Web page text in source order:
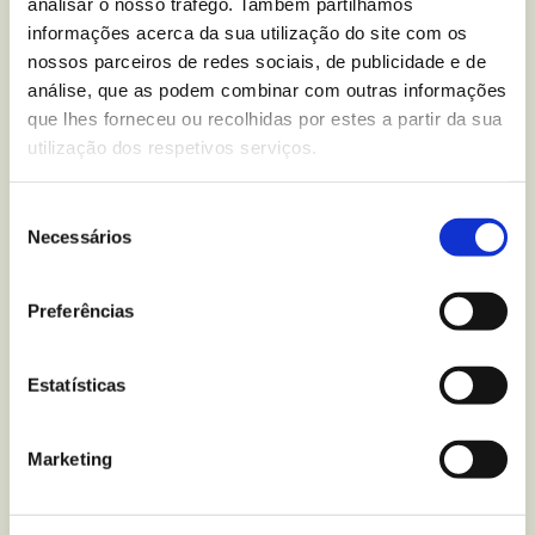
informações acerca da sua utilização do site com os
nossos parceiros de redes sociais, de publicidade e de
análise, que as podem combinar com outras informações
que lhes forneceu ou recolhidas por estes a partir da sua
utilização dos respetivos serviços.
Necessários
Preferências
Estatísticas
Marketing
É recomendável que, quando der algum conselho aos
seus filhos tente fazê-lo sempre de forma positiva e
que, previamente, se coloque no lugar deles para
tentar perceber o que se passa e por que se sente
assim.
Confie neles
Sempre que possível, demonstre que também confia
as coisas que acontecem em família (até onde a
idades deles permitam saber) e deixe-os participar